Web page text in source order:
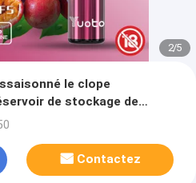
2/5
le clope
de stockage de
Contactez